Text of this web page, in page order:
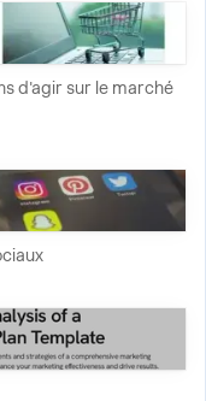
d'agir sur le marché